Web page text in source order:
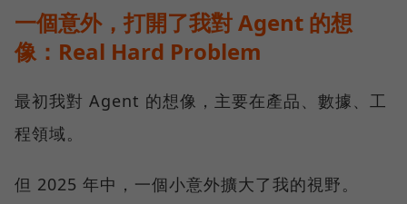
一個意外，打開了我對 Agent 的想
像：Real Hard Problem
最初我對 Agent 的想像，主要在產品、數據、工
程領域。
但 2025 年中，一個小意外擴大了我的視野。